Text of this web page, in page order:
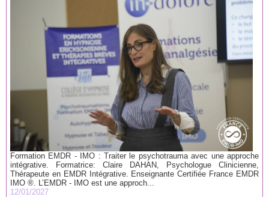
Formation EMDR - IMO : Traiter le psychotrauma avec une approche
intégrative. Formatrice: Claire DAHAN, Psychologue Clinicienne,
Thérapeute en EMDR Intégrative. Enseignante Certifiée France EMDR
IMO ®. L’EMDR - IMO est une approch...
12/01/2027